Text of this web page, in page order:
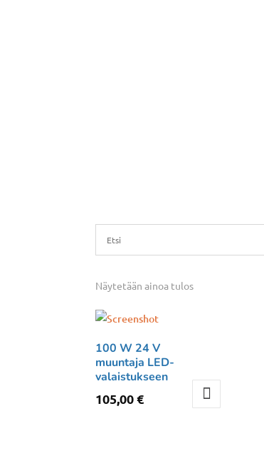
Näytetään ainoa tulos
100 W 24 V
muuntaja LED-
valaistukseen
105,00€